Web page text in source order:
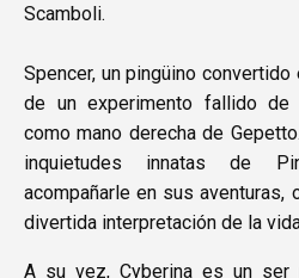
Scamboli.
Spencer, un pingüino
de un experimento fallido de
como mano derecha de
inquietudes innatas de
acompañarle en sus
divertida interpretación de la
A su vez, Cyberina es un ser